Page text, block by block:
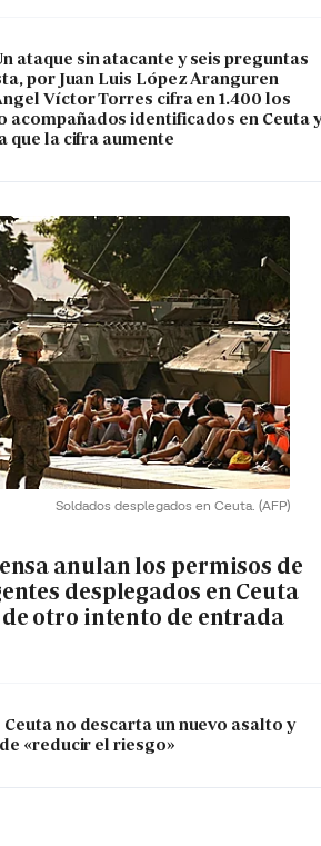
ataque sin atacante y seis preguntas
por Juan Luis López Aranguren
Víctor Torres cifra en 1.400 los
acompañados identificados en Ceuta y
que la cifra aumente
Soldados desplegados en Ceuta. (AFP)
anulan los permisos de
desplegados en Ceuta
otro intento de entrada
Ceuta no descarta un nuevo asalto y
«reducir el riesgo»